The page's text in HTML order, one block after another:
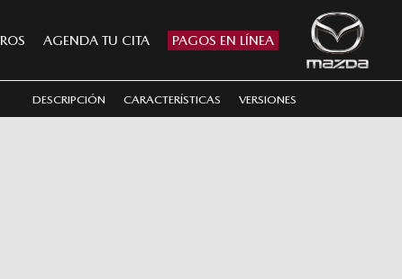
AGENDA TU CITA PAGOS EN LÍNEA
DESCRIPCIÓN CARACTERÍSTICAS VERSIONES